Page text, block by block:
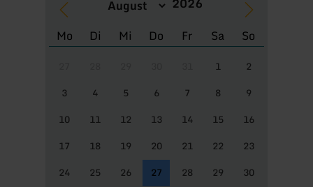
Mo Di Mi Do Fr Sa So
1
2
3
4 5 6 7 8
9
10
11 12 13 14 15
16
17
18 19 20 21 22
23
24
25 26 27 28 29
30